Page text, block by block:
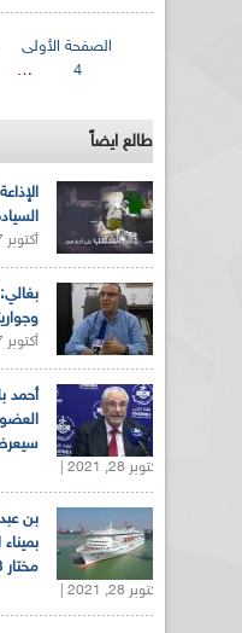
الصفحات
الصفحة الأولى
4
…
طالع ايضاً
أكتوبر 27, 2021 |
أكتوبر 27, 2021 |
أحمد
أكتوبر 28, 2021 |
بن
مختار 3...
أكتوبر 28, 2021 |